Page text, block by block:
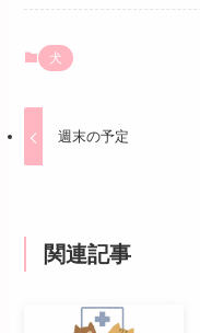
犬
週末の予定
関連記事